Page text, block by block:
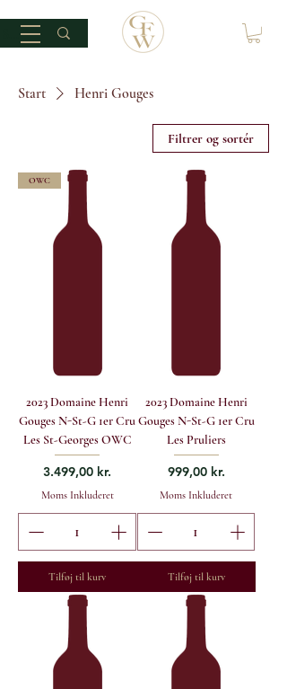
Start Henri Gouges
Filtrer og sortér
OWC
2023 Domaine Henri
Gouges N-St-G 1er Cru
Les St-Georges OWC
Pris
3.499,00 kr.
Moms Inkluderet
Tilføj til kurv
2023 Domaine Henri
Gouges N-St-G 1er Cru
Les Pruliers
Pris
999,00 kr.
Moms Inkluderet
Tilføj til kurv